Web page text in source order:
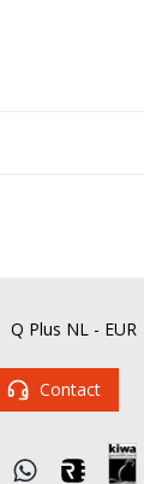
Q Plus NL - EUR
Contact